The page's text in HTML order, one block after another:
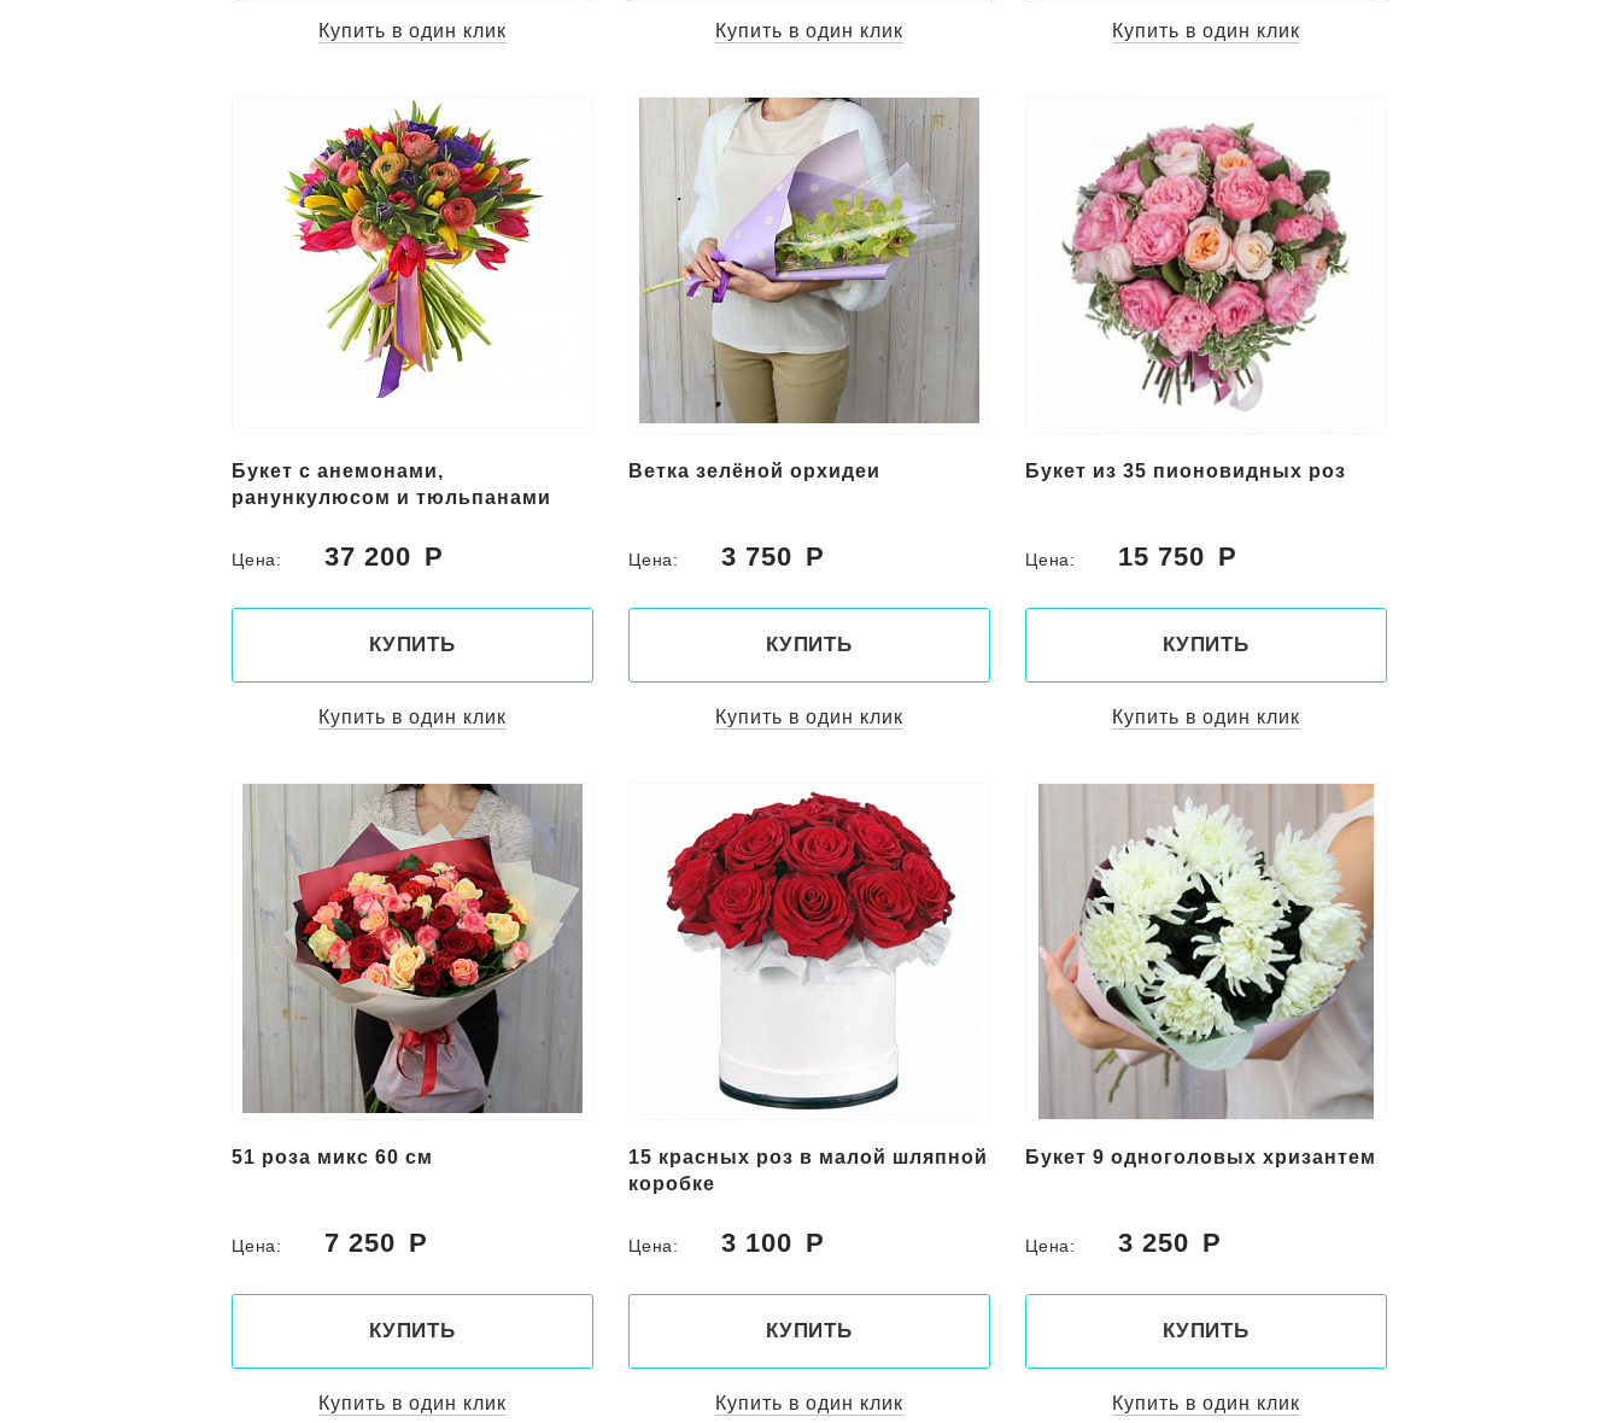
Купить в один клик Купить в один клик Купить в один клик
Букет с анемонами,
ранункулюсом и тюльпанами
Цена: 37 200
КУПИТЬ
Купить в один клик
Ветка зелёной орхидеи
Цена: 3 750
КУПИТЬ
Купить в один клик
Букет из 35 пионовидных роз
Цена: 15 750
КУПИТЬ
Купить в один клик
51 роза микс 60 см
Цена: 7 250
КУПИТЬ
Купить в один клик
15 красных роз в малой шляпной
коробке
Цена: 3 100
КУПИТЬ
Купить в один клик
Букет 9 одноголовых хризантем
Цена: 3 250
КУПИТЬ
Купить в один клик